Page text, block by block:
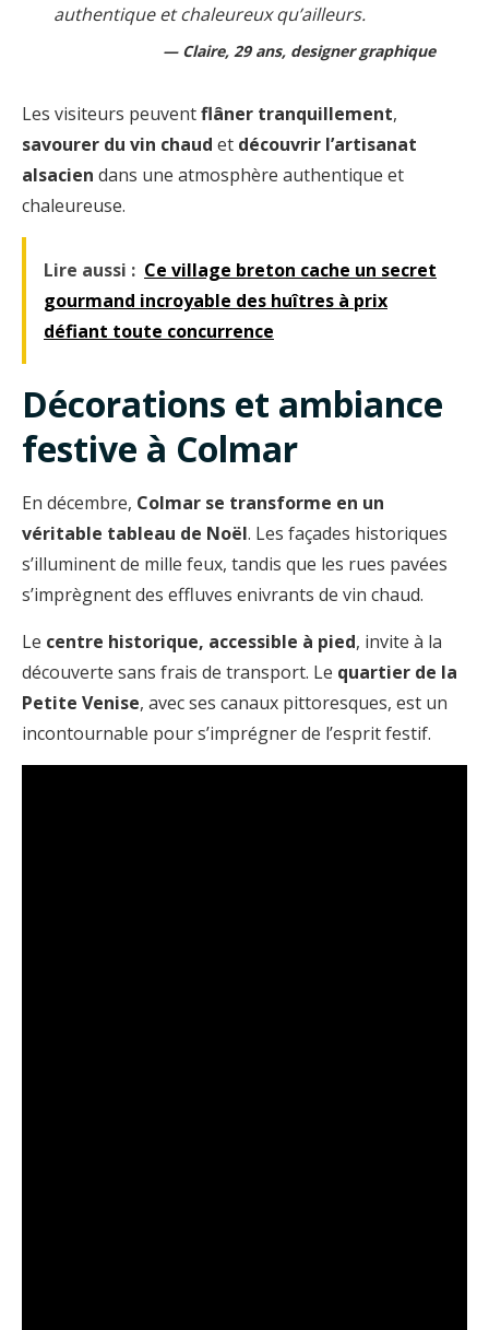
authentique et chaleureux qu’ailleurs.
Claire, 29 ans, designer graphique
Les visiteurs peuventflâner tranquillement,
savourer du vin chaud et découvrir l’artisanat
alsacien dans une atmosphère authentique et
chaleureuse.
Lire aussi : Ce village breton cache un secret
gourmand incroyable des huîtres à prix
défiant toute concurrence
Décorations et ambiance
festive à Colmar
En décembre, Colmar se transforme en un
véritable tableau de Noël. Les façades historiques
s’illuminent de mille feux, tandis que les rues pavées
s’imprègnent des effluves enivrants de vin chaud.
Le centre historique, accessible à pied, invite à la
découverte sans frais de transport. Le quartier de la
Petite Venise, avec ses canaux pittoresques, est un
incontournable pour s’imprégner de l’esprit festif.